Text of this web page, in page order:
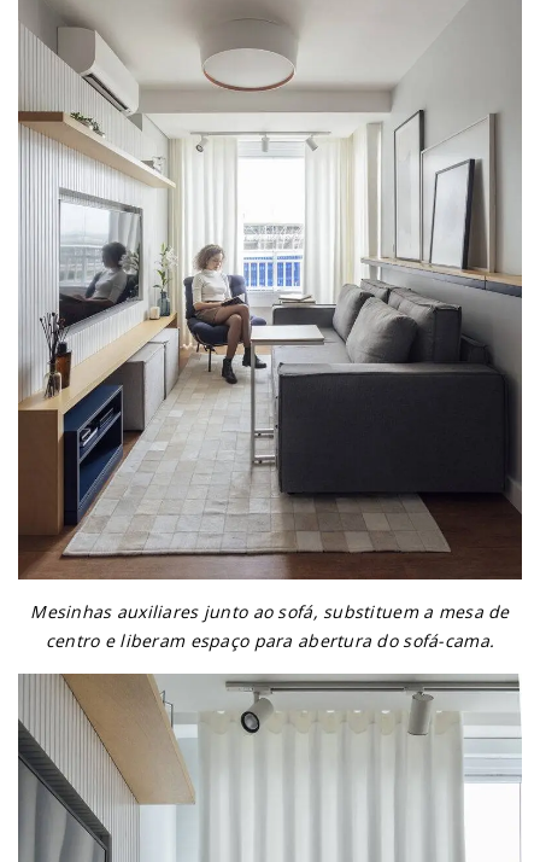
Mesinhas auxiliares junto ao sofá, substituem a mesa de
centro e liberam espaço para abertura do sofá-cama.